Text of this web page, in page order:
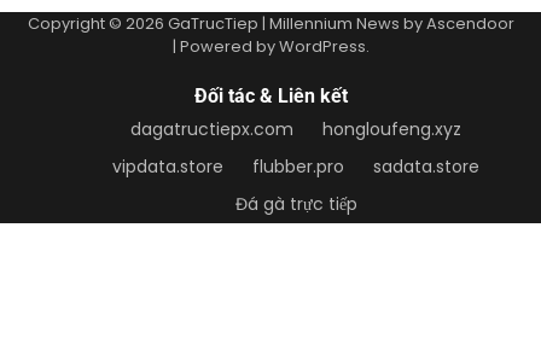
Copyright © 2026 GaTrucTiep | Millennium News byAscendoor
| Powered byWordPress.
Đối tác & Liên kết
dagatructiepx.com
hongloufeng.xyz
vipdata.store
flubber.pro
sadata.store
Đá gà trực tiếp